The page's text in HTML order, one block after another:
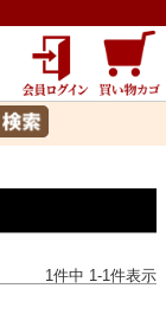
グルメ
1件中 1-1件表示